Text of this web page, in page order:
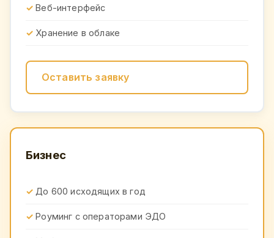
Веб-интерфейс
Хранение в облаке
Оставить заявку
Бизнес
До 600 исходящих в год
Роуминг с операторами ЭДО